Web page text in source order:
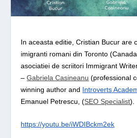
In aceasta editie, Cristian Bucur are
imigranti romani din Toronto
asociatiei de scriitori Immigrant
–Gabriela Casineanu (professional
winning author and Introverts
Emanuel Petrescu, (SEO Specialist).
https://youtu.be/iWDIBckm2ek